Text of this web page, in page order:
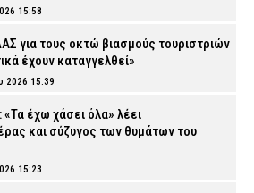
15:58
για τους οκτώ βιασμούς τουριστριών
έχουν καταγγελθεί»
2026 15:39
έχω χάσει όλα» λέει
και σύζυγος των θυμάτων του
15:23